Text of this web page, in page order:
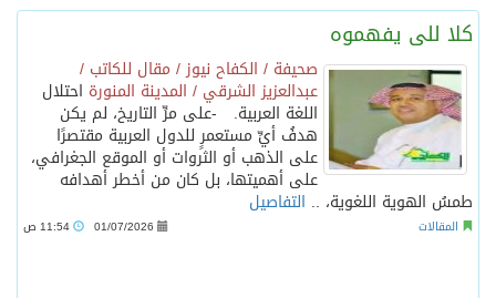
كلا للى يفهموه
صحيفة / الكفاح نيوز / مقال للكاتب /
عبدالعزيز الشرقي / المدينة المنورة احتلال
اللغة العربية. -على مرِّ التاريخ، لم يكن
هدفُ أيِّ مستعمرٍ للدول العربية مقتصرًا
على الذهب أو الثروات أو الموقع الجغرافي،
على أهميتها، بل كان من أخطر أهدافه
طمسُ الهوية اللغوية، .. التفاصيل
المقالات 01/07/2026